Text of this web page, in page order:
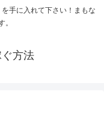
手に入れて下さい！まもな
。
方法